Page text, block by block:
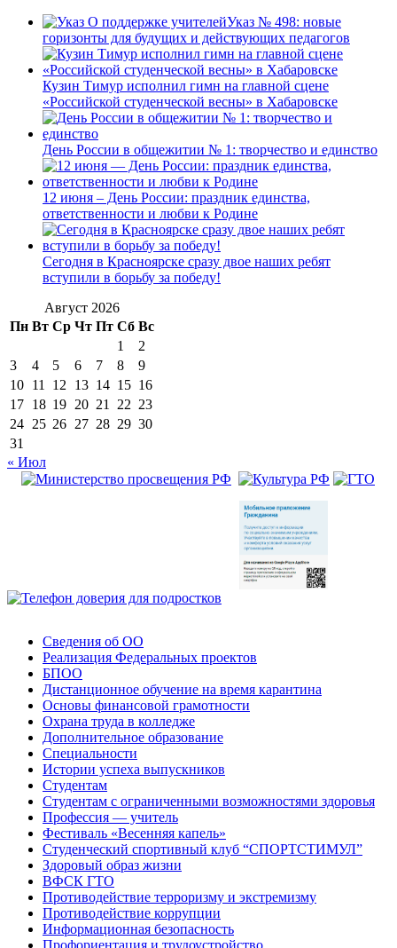
Указ № 498: новые
горизонты для будущих и действующих педагогов
Кузин Тимур исполнил гимн на главной сцене
«Российской студенческой весны» в Хабаровске
День России в общежитии № 1: творчество и единство
12 июня – День России: праздник единства,
ответственности и любви к Родине
Сегодня в Красноярске сразу двое наших ребят
вступили в борьбу за победу!
Август 2026
Пн Вт Ср Чт Пт Сб Вс
1
2
3
4 5 6 7 8
9
10 11 12 13 14 15 16
17 18 19 20 21 22 23
24 25 26 27 28 29 30
31
« Июл
Сведения об ОО
Реализация Федеральных проектов
БПОО
Дистанционное обучение на время карантина
Основы финансовой грамотности
Охрана труда в колледже
Дополнительное образование
Специальности
Истории успеха выпускников
Студентам
Студентам с ограниченными возможностями здоровья
Профессия — учитель
Фестиваль «Весенняя капель»
Студенческий спортивный клуб “СПОРТСТИМУЛ”
Здоровый образ жизни
ВФСК ГТО
Противодействие терроризму и экстремизму
Противодействие коррупции
Информационная безопасность
Профориентация и трудоустройство